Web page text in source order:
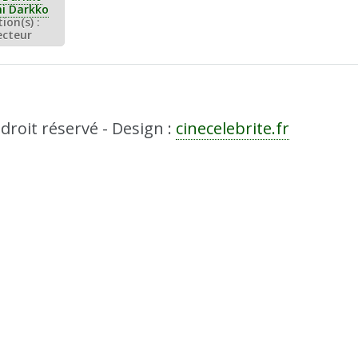
:
réservé - Design : cinecelebrite.fr